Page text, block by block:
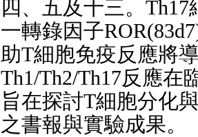
四、五及十三。
一轉錄因子
助T細胞免疫反應將
Th1/Th2/Th17反應在
旨在探討T細胞分化
之書報與實驗成果。